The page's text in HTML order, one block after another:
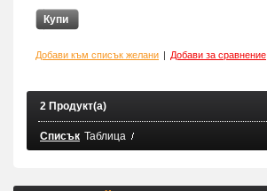
Купи
Добави към списък желани Добави за сравнение
2 Продукт(а)
Списък Таблица